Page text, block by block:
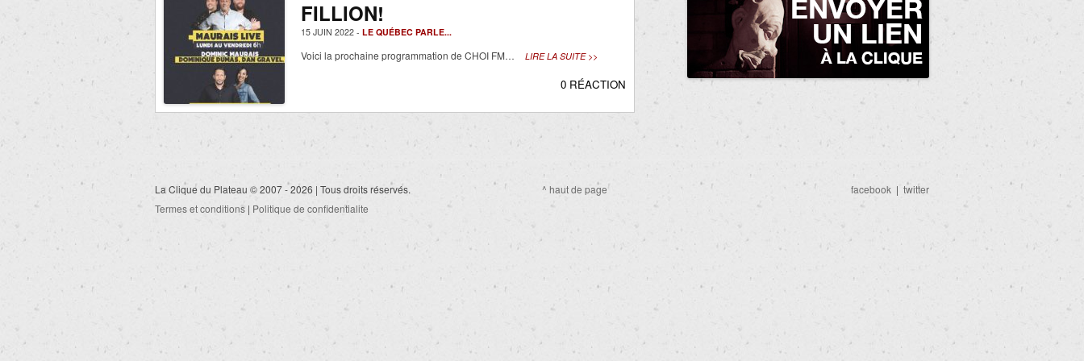
FILLION!
15 JUIN 2022 - LE QUÉBEC PARLE...
Voici la prochaine programmation de CHOI FM… LIRE LA SUITE >>
0 RÉACTION
La Clique du Plateau © 2007 - 2026 | Tous droits réservés.
Termes et conditions | Politique de confidentialite
^ haut de page facebook | twitter